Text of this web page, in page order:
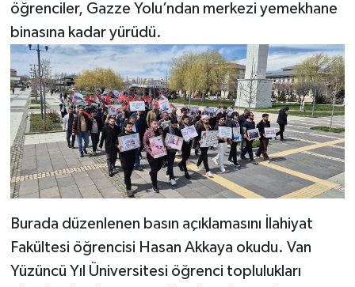
öğrenciler, Gazze Yolu’ndan merkezi yemekhane
binasına kadar yürüdü.
Burada düzenlenen basın açıklamasını İlahiyat
Fakültesi öğrencisi Hasan Akkaya okudu. Van
Yüzüncü Yıl Üniversitesi öğrenci toplulukları